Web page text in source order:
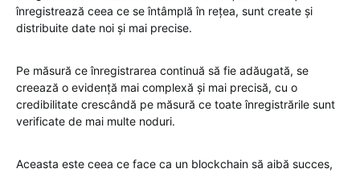
înregistrează ceea ce se întâmplă în rețea, sunt create și
distribuite date noi și mai precise.
Pe măsură ce înregistrarea continuă să fie adăugată, se
creează o evidență mai complexă și mai precisă, cu o
credibilitate crescândă pe măsură ce toate înregistrările sunt
verificate de mai multe noduri.
Aceasta este ceea ce face ca un blockchain să aibă succes,